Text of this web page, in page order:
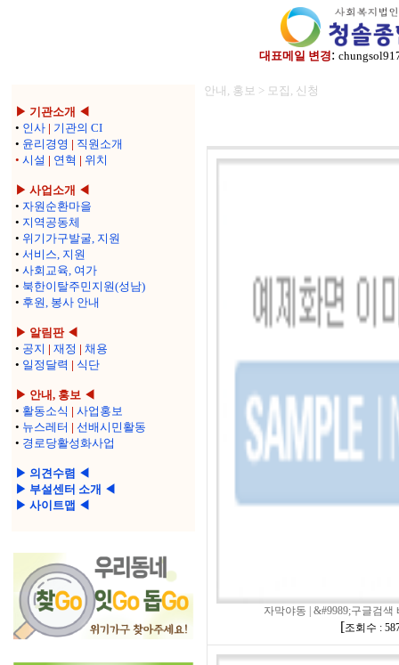
대표메일 변경:
▶ 기관소개 ◀
• 인사 | 기관의 CI
• 윤리경영 | 직원소개
• 시설 | 연혁 | 위치
▶ 사업소개 ◀
• 자원순환마을
• 지역공동체
• 위기가구발굴, 지원
• 서비스, 지원
• 사회교육, 여가
• 북한이탈주민지원(성남)
• 후원, 봉사 안내
▶ 알림판 ◀
• 공지 | 재정 | 채용
• 일정달력 | 식단
▶ 안내, 홍보 ◀
• 활동소식 | 사업홍보
• 뉴스레터 | 선배시민활동
• 경로당활성화사업
▶ 의견수렴 ◀
▶ 부설센터 소개 ◀
▶ 사이트맵 ◀
안내, 홍보 > 모집, 신청
자막야동 | &#9989;구글검색
[조회수 :